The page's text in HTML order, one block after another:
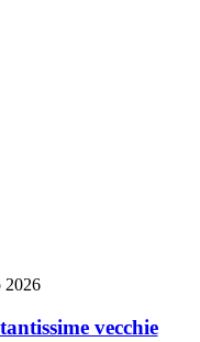
2026
vecchie